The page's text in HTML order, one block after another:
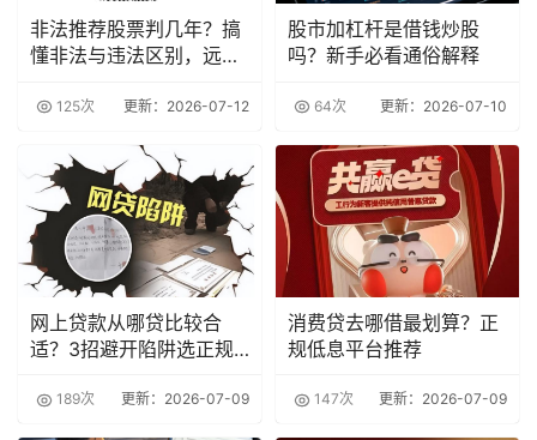
非法推荐股票判几年？搞
懂非法与违法区别，远离
125次 更新：2026-07-12
股市加杠杆是借钱炒股
吗？新手必看通俗解释
64次 更新：2026-07-10
网上贷款从哪贷比较合
适？3招避开陷阱选正规
189次 更新：2026-07-09
消费贷去哪借最划算？正
规低息平台推荐
147次 更新：2026-07-09